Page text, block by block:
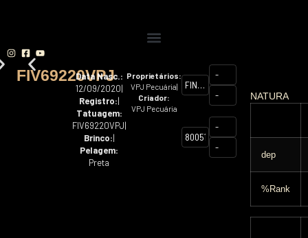
FIV69220VPJ
Data Nasc.:
12/09/2020|
Registro:|
Tatuagem:
FIV69220VPJ|
Brinco:|
Pelagem:
Preta
Proprietários:
VPJ Pecuária|
Criador:
VPJ Pecuária
NATURA
dep
%Rank
FINAL
CUT
-
-
800512EOD
-
-